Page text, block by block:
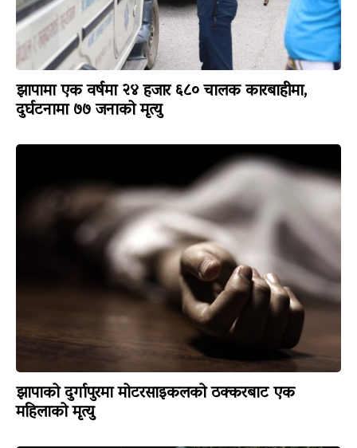
झापामा एक वर्षमा २४ हजार ६८० चालक कारबाहीमा,
दुर्घटनामा ७७ जनाको मृत्यु
झापाको दुर्गापुरमा मोटरसाइकलको ठक्करबाट एक
महिलाको मृत्यु